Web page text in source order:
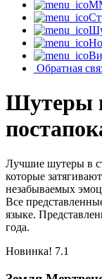
Обратная
Шутеры
Лучшие шутеры в
которые
незабываемых
Все
языке.
года.
Новинка! 7.1